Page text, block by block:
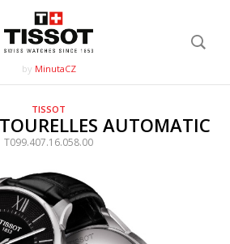
by MinutaCZ
TISSOT
AUTOMATIC
T099.407.16.058.00